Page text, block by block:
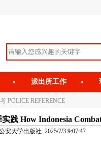
派出所工作
POLICE REFERENCE
践 How Indonesia
安大学出版社 2025/7/3 9:07:47